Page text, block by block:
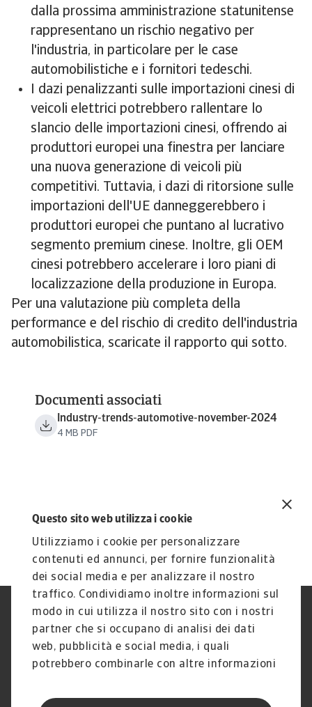
Questo sito web utilizza i cookie
Utilizziamo i cookie per personalizzare
contenuti ed annunci, per fornire funzionalità
dei social media e per analizzare il nostro
traffico. Condividiamo inoltre informazioni sul
modo in cui utilizza il nostro sito con i nostri
partner che si occupano di analisi dei dati
web, pubblicità e social media, i quali
potrebbero combinarle con altre informazioni
suo utilizzo dei loro servizi.
dalla prossima amministrazione statunitense
rappresentano un rischio negativo per
l'industria, in particolare per le case
automobilistiche e i fornitori tedeschi.
I dazi penalizzanti sulle importazioni cinesi di
veicoli elettrici potrebbero rallentare lo
slancio delle importazioni cinesi, offrendo ai
produttori europei una finestra per lanciare
una nuova generazione di veicoli più
competitivi. Tuttavia, i dazi di ritorsione sulle
importazioni dell'UE danneggerebbero i
produttori europei che puntano al lucrativo
segmento premium cinese. Inoltre, gli OEM
cinesi potrebbero accelerare i loro piani di
localizzazione della produzione in Europa.
Per una valutazione più completa della
performance e del rischio di credito dell'industria
automobilistica, scaricate il rapporto qui sotto.
Documenti associati
Industry-trends-automotive-november-2024
4 MB PDF
Nota Legale
Privacy
Cookies
Phishing e Sicurezza
informatica
Disclaimer
GDPR